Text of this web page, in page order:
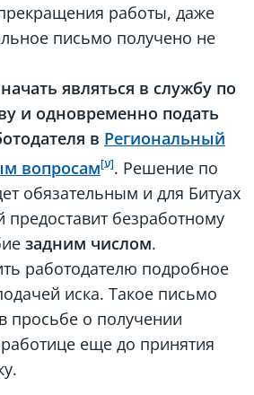
работы, даже
письмо получено не
начать являться в службу по
и одновременно подать
в Региональный
вопросам
. Решение по
обязательным и для Битуах
безработному
задним числом.
работодателю подробное
иска. Такое письмо
просьбе о получении
еще до принятия